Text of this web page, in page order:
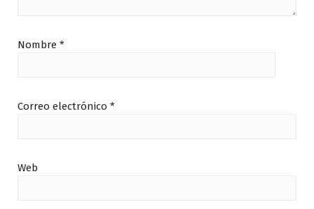
Nombre *
Correo electrónico *
Web